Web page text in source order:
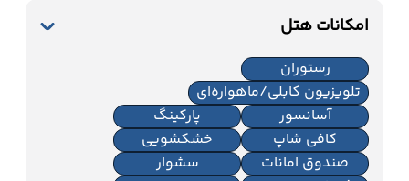
امکانات هتل
رستوران
تلویزیون کابلی/ماهواره‌ای
آسانسور
پارکینگ
کافی شاپ
خشکشویی
صندوق امانات
سشوار